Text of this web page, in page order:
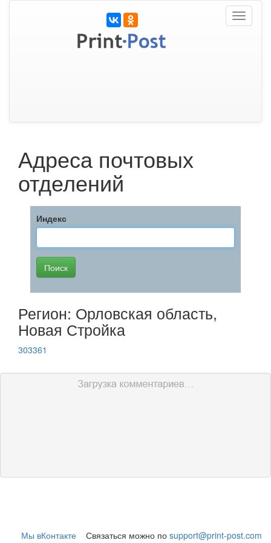
Toggle
Адреса почтовых
отделений
Индекс
Регион: Орловская область,
Новая Стройка
303361
Мы вКонтакте Связаться можно по support@print-post.com